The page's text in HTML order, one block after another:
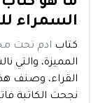
السمراء
كتاب ادم تحت
المميزة، والتي
القراء، وصنف
نجحت الكاتبة